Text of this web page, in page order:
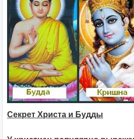
Секрет Христа и Будды